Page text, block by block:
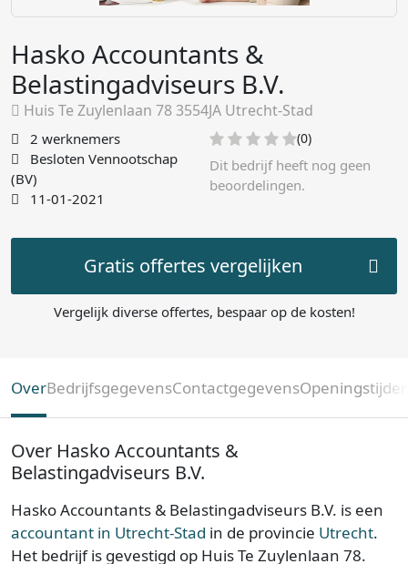
Hasko Accountants &
Belastingadviseurs B.V.
Huis Te Zuylenlaan 78 3554JA Utrecht-Stad
2 werknemers
Besloten Vennootschap
(BV)
11-01-2021
(0)
Dit bedrijf heeft nog geen
beoordelingen.
Gratis offertes vergelijken
Vergelijk diverse offertes, bespaar op de kosten!
OverBedrijfsgegevensContactgegevens
Over Hasko Accountants &
Belastingadviseurs B.V.
Hasko Accountants & Belastingadviseurs B.V. is een
accountant in Utrecht-Stad in de provincie Utrecht.
Het bedrijf is gevestigd op Huis Te Zuylenlaan 78.